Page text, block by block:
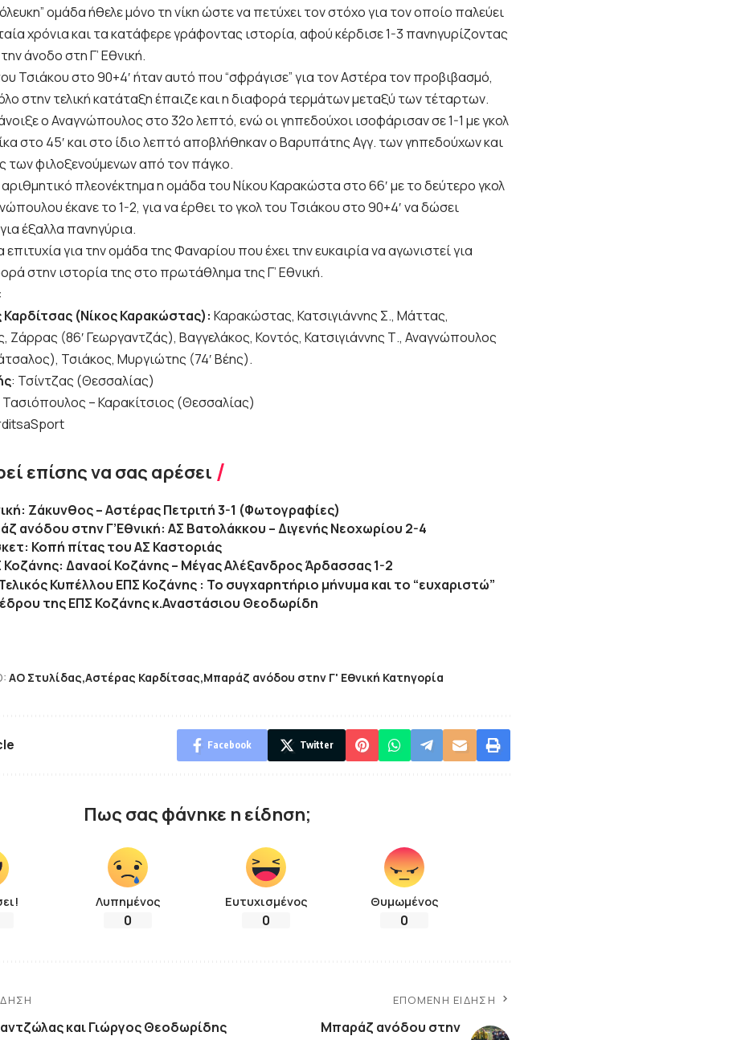
ομάδα ήθελε μόνο τη νίκη ώστε να πετύχει τον στόχο για τον οποίο παλεύει
χρόνια και τα κατάφερε γράφοντας ιστορία, αφού κέρδισε 1-3 πανηγυρίζοντας
άνοδο στη Γ’ Εθνική.
Τσιάκου στο 90+4′ ήταν αυτό που “σφράγισε” για τον Αστέρα τον προβιβασμό,
στην τελική κατάταξη έπαιζε και η διαφορά τερμάτων μεταξύ των τέταρτων.
ο Αναγνώπουλος στο 32ο λεπτό, ενώ οι γηπεδούχοι ισοφάρισαν σε 1-1 με γκολ
στο 45′ και στο ίδιο λεπτό αποβλήθηκαν ο Βαρυπάτης Αγγ. των γηπεδούχων και
των φιλοξενούμενων από τον πάγκο.
πλεονέκτημα η ομάδα του Νίκου Καρακώστα στο 66′ με το δεύτερο γκολ
έκανε το 1-2, για να έρθει το γκολ του Τσιάκου στο 90+4′ να δώσει
έξαλλα πανηγύρια.
επιτυχία για την ομάδα της Φαναρίου που έχει την ευκαιρία να αγωνιστεί για
στην ιστορία της στο πρωτάθλημα της Γ’ Εθνική.
(Νίκος Καρακώστας): Καρακώστας, Κατσιγιάννης Σ., Μάττας,
Ζάρρας (86′ Γεωργαντζάς), Βαγγελάκος, Κοντός, Κατσιγιάννης Τ., Αναγνώπουλος
Τσιάκος, Μυργιώτης (74′ Βέης).
: Τσίντζας (Θεσσαλίας)
Τασιόπουλος – Καρακίτσιος (Θεσσαλίας)
επίσης να σας αρέσει
Ζάκυνθος – Αστέρας Πετριτή 3-1 (Φωτογραφίες)
ανόδου στην Γ’Εθνική: ΑΣ Βατολάκκου – Διγενής Νεοχωρίου 2-4
Κοπή πίτας του ΑΣ Καστοριάς
Κοζάνης: Δαναοί Κοζάνης – Μέγας Αλέξανδρος Άρδασσας 1-2
Κυπέλλου ΕΠΣ Κοζάνης : Το συγχαρητήριο μήνυμα και το “ευχαριστώ”
της ΕΠΣ Κοζάνης κ.Αναστάσιου Θεοδωρίδη
AO Στυλίδας Αστέρας Καρδίτσας Μπαράζ ανόδου στην Γ' Εθνική Κατηγορία
Facebook Twitter
Πως σας φάνηκε η είδηση;
Λυπημένος
0
Ευτυχισμένος
0
Θυμωμένος
0
και Γιώργος Θεοδωρίδης
ΕΠΌΜΕΝΗ ΕΊΔΗΣΗ
Μπαράζ ανόδου στην